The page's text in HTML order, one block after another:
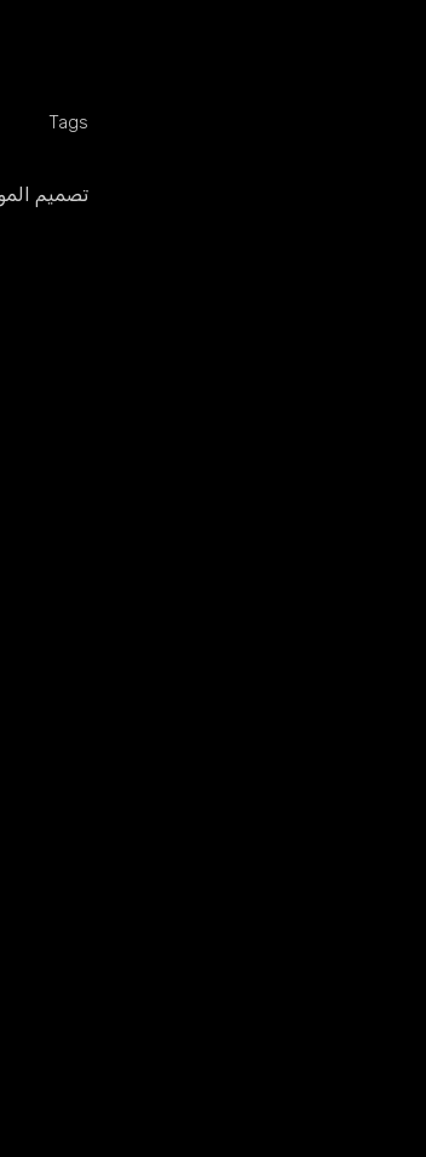
Tags
تصميم